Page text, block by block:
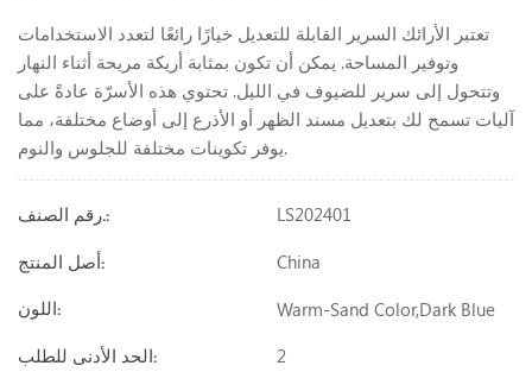
تعتبر الأرائك السرير القابلة للتعديل خيارًا رائعًا لتعدد الاستخدامات
وتوفير المساحة. يمكن أن تكون بمثابة أريكة مريحة أثناء النهار
وتتحول إلى سرير للضيوف في الليل. تحتوي هذه الأسرّة عادةً على
آليات تسمح لك بتعديل مسند الظهر أو الأذرع إلى أوضاع مختلفة، مما
يوفر تكوينات مختلفة للجلوس والنوم.
رقم الصنف.: LS202401
أصل المنتج: China
اللون: Warm-Sand Color,dark Blue
الحد الأدنى للطلب: 2